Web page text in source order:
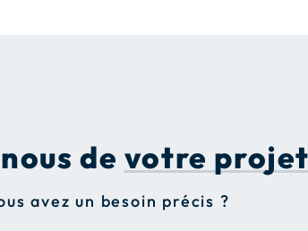
de votre
avez un besoin précis ?